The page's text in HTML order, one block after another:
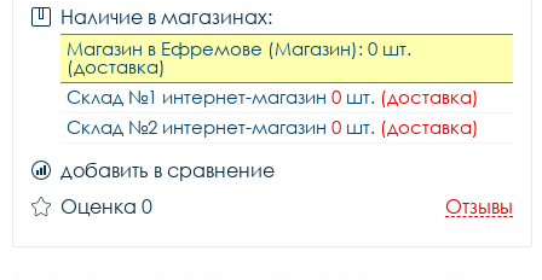
Наличие в магазинах:
Магазин в Ефремове (Магазин): 0 шт.
(доставка)
Склад №1 интернет-магазин 0 шт. (доставка)
Склад №2 интернет-магазин 0 шт. (доставка)
добавить в сравнение
Оценка 0
Отзывы